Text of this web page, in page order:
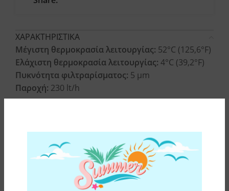
ΧΑΡΑΚΤΗΡΙΣΤΙΚΑ
Μέγιστη θερμοκρασία λειτουργίας: 52°C (125,6°F)
Ελάχιστη θερμοκρασία λειτουργίας: 4°C (39,2°F)
Πυκνότητα φιλτραρίσματος: 5 μm
Παροχή: 230 lt/h
κατάλοιπα, τοξικά, σωματίδια, ιζήματα, αιωρήματα
και άλλες βλαβερές ουσίες που μολύνουν το νερό.
Αλλαγή:κάθε 6-12 μήνες (εξαρτάται απο την
συσκευή του φίλτρου νερού που τοποθετείται).